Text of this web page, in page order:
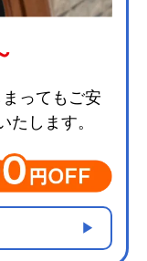
ってもご安
たします。